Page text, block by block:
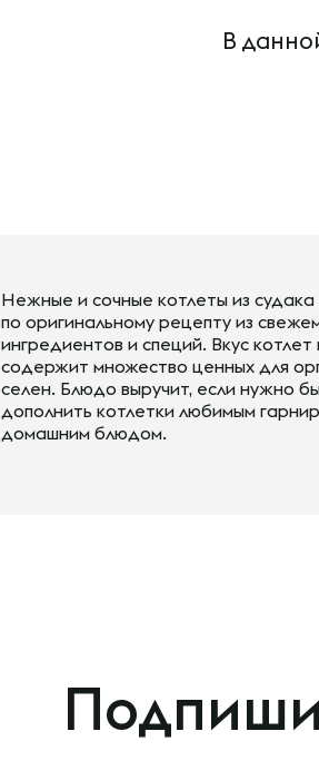
В
Нежные и сочные котлеты из
по оригинальному рецепту из
ингредиентов и специй. Вкус
содержит множество ценных для
селен. Блюдо выручит, если нужно
дополнить котлетки любимым
домашним блюдом.